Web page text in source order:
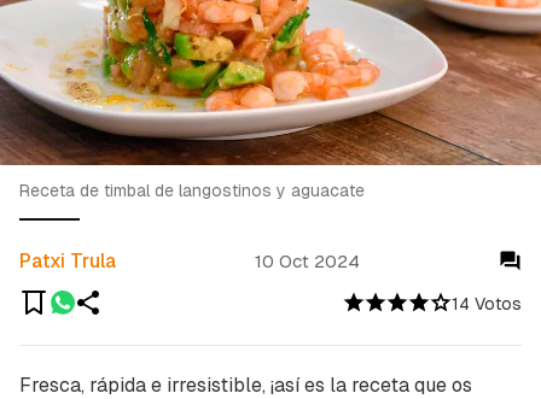
14 Votos
Patxi Trula 10 Oct 2024
Receta de timbal de langostinos y aguacate
Fresca, rápida e irresistible, ¡así es la receta que os